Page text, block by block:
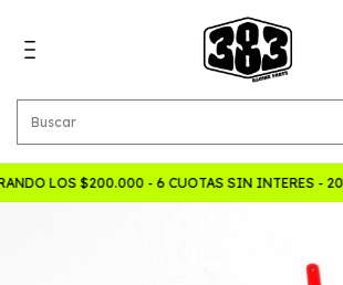
LOS $200.000 - 6 CUOTAS SIN INTERES -